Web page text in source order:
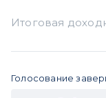
Голосование